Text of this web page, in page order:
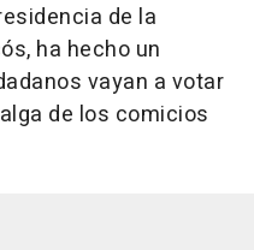
de la
ha hecho un
vayan a votar
de los comicios